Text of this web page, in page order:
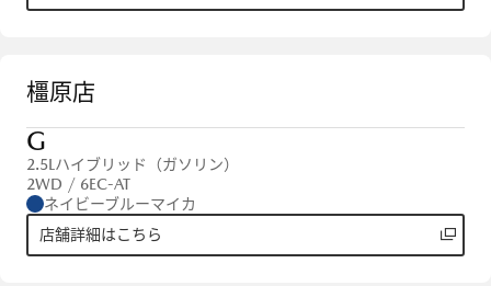
橿原店
G
2.5Lハイブリッド（ガソリン）
2WD / 6EC-AT
ネイビーブルーマイカ
店舗詳細はこちら